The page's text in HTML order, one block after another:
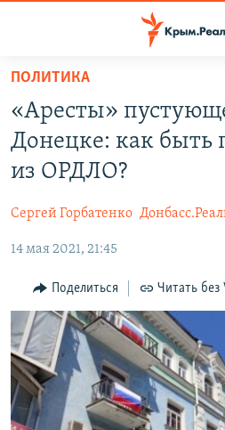
Вернуться
основному
содержанию
Вернутся
главной
навигации
Вернутся
поиску
СПЕЦПРОЕКТЫ
ГРУЗ 200
11 ЛЕТ ОККУПАЦИИ КРЫМА. 11
ВОДА
ЕЩЕ
ИНТЕРАКТИВ
ИНФОГРАФИКА
ТЕЛЕПРОЕКТ КРЫМ.РЕАЛИИ
СОВЕТЫ ПРАВОЗАЩИТНИКОВ
ПРОПАВШИЕ БЕЗ ВЕСТИ
ПОБЕДИТЕЛЕЙ НЕ СУДЯТ?
РАДІО СВОБОДА
КАК ОБОЙТИ БЛОКИРОВКУ
Українською
Qırımtatar
ПРИСОЕДИНЯЙТЕСЬ!
ПОЛИТИКА
«Аресты»
Донецке: как быть
из ОРДЛО?
Сергей Горбатенко
14 мая 2021, 21:45
Поделиться Читать без